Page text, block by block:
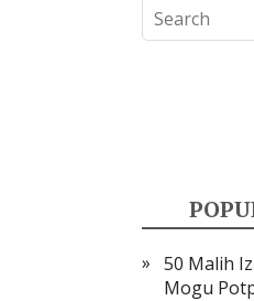
50 Malih
Mogu